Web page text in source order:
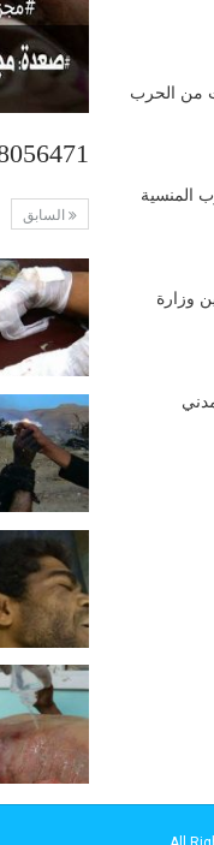
(1)
السابق
إحصائيات 3 سنوات من الحرب
المنسية
وزارة